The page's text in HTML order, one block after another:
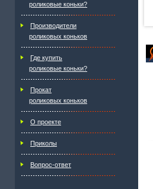
роликовые коньки?
Производители
роликовых коньков
Где купить
роликовые коньки?
Прокат
роликовых коньков
О проекте
Приколы
Вопрос-ответ